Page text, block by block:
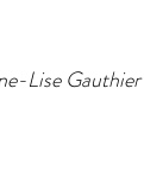
Lise Gauthier